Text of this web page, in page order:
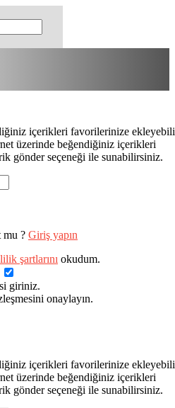
içerikleri favorilerinize
üzerinde beğendiğiniz içerikleri
gönder seçeneği ile sunabilirsiniz.
mu ? Giriş yapın
şartlarını okudum.
giriniz.
onaylayın.
içerikleri favorilerinize
üzerinde beğendiğiniz içerikleri
gönder seçeneği ile sunabilirsiniz.